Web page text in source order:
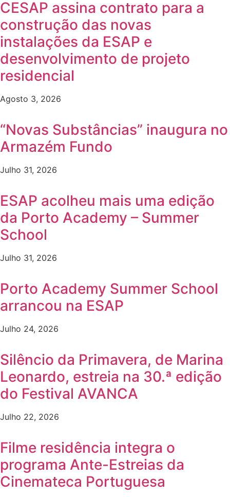
CESAP assina contrato para a
construção das novas
instalações da ESAP e
desenvolvimento de projeto
residencial
Agosto 3, 2026
“Novas Substâncias” inaugura no
Armazém Fundo
Julho 31, 2026
ESAP acolheu mais uma edição
da Porto Academy – Summer
School
Julho 31, 2026
Porto Academy Summer School
arrancou na ESAP
Julho 24, 2026
Silêncio da Primavera, de Marina
Leonardo, estreia na 30.ª edição
do Festival AVANCA
Julho 22, 2026
Filme residência integra o
programa Ante-Estreias da
Cinemateca Portuguesa